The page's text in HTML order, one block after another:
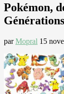
Pokémon,
parMopral 15